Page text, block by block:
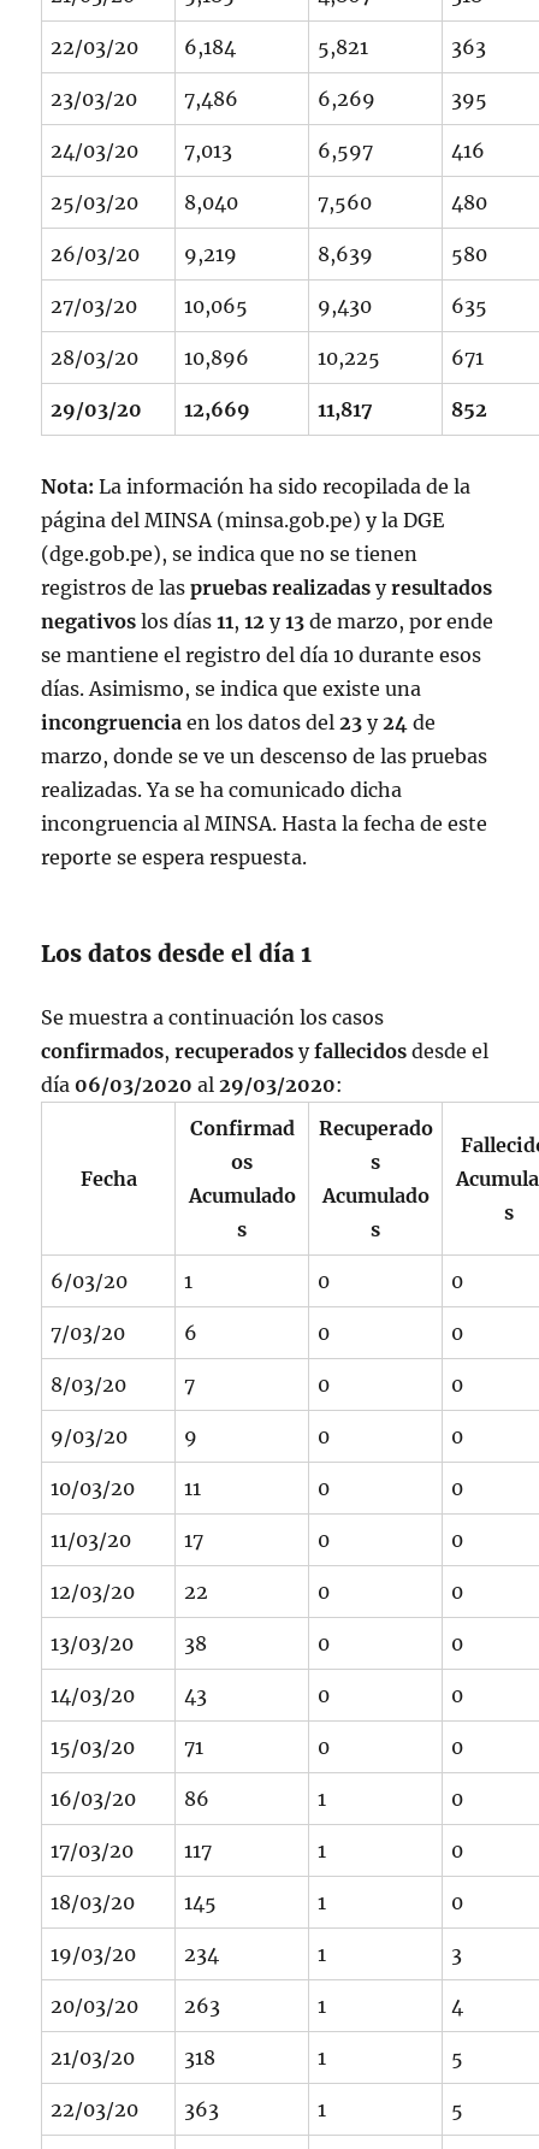
22/03/20 6,184 5,821 363
23/03/20 7,486 6,269 395
24/03/20 7,013 6,597 416
25/03/20 8,040 7,560 480
26/03/20 9,219 8,639 580
27/03/20 10,065 9,430 635
28/03/20 10,896 10,225 671
29/03/20 12,669 11,817 852
Nota:La información ha sido recopilada de la
página del MINSA (minsa.gob.pe) y la DGE
(dge.gob.pe), se indica que no se tienen
registros de laspruebas realizadas yresultados
negativos los días11,12 y13 de marzo, por ende
se mantiene el registro del día 10 durante esos
días. Asimismo, se indica que existe una
incongruencia en los datos del23 y24 de
marzo, donde se ve un descenso de las pruebas
realizadas. Ya se ha comunicado dicha
incongruencia al MINSA. Hasta la fecha de este
reporte se espera respuesta.
Los datos desde el día 1
Se muestra a continuación los casos
confirmados,recuperados yfallecidos desde el
día 06/03/2020 al29/03/2020:
Fecha
Confirmad
os
Acumulado
s
Recuperado
s
Acumulado
s
s
6/03/20 1 0 0
7/03/20 6 0 0
8/03/20 7 0 0
9/03/20 9 0 0
10/03/20 11 0 0
11/03/20 17 0 0
12/03/20 22 0 0
13/03/20 38 0 0
14/03/20 43 0 0
15/03/20 71 0 0
16/03/20 86 1 0
17/03/20 117 1 0
18/03/20 145 1 0
19/03/20 234 1 3
20/03/20 263 1 4
21/03/20 318 1 5
22/03/20 363 1 5